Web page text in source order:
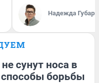
Надежда Губарь
сунут носа в
борьбы